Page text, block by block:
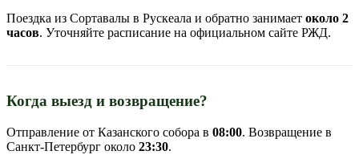
Поездка из Сортавалы в Рускеала и обратно занимает около 2
часов. Уточняйте расписание на официальном сайте РЖД.
Когда выезд и возвращение?
Отправление от Казанского собора в 08:00. Возвращение в
Санкт-Петербург около 23:30.